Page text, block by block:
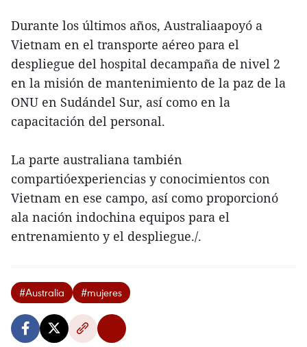
Durante los últimos años, Australiaapoyó a
Vietnam en el transporte aéreo para el
despliegue del hospital decampaña de nivel 2
en la misión de mantenimiento de la paz de la
ONU en Sudándel Sur, así como en la
capacitación del personal.
La parte australiana también
compartióexperiencias y conocimientos con
Vietnam en ese campo, así como proporcionó
ala nación indochina equipos para el
entrenamiento y el despliegue./.
#Australia #mujeres